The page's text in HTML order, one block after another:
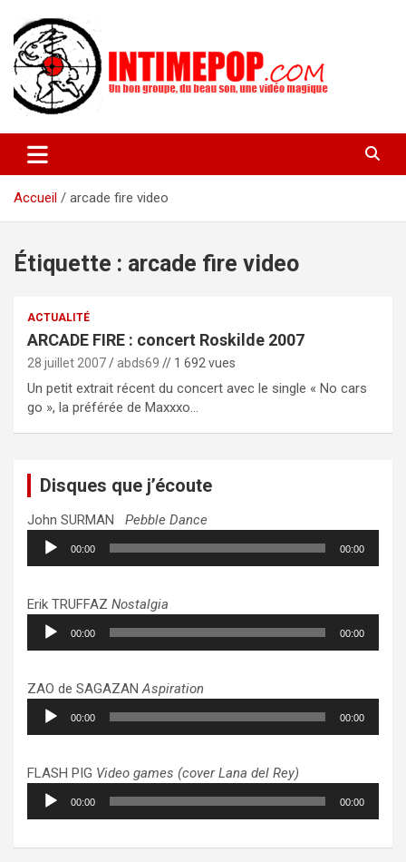
contenu
intimepop.com
actuelles pop rock, post-rock, indé sur Lyon. rock pop concert
lyon
Accueil
arcade fire video
Étiquette : arcade fire video
ACTUALITÉ
ARCADE FIRE : concert Roskilde 2007
28 juillet 2007 abds69 // 1 692 vues
Un petit extrait récent du concert avec le single « No cars
go », la préférée de Maxxxo…
Disques que j’écoute
John SURMAN Pebble Dance
Lecteur
audio
00:00 00:00
Erik TRUFFAZ Nostalgia
Lecteur
audio
00:00 00:00
ZAO de SAGAZANAspiration
Lecteur
audio
00:00 00:00
FLASH PIG Video games (cover Lana del Rey)
Lecteur
audio
00:00 00:00